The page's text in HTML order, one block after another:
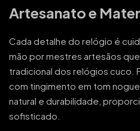
Artesanato e
Cada detalhe do relógio é
mão por mestres artesãos
tradicional dos relógios cuco.
com tingimento em tom
natural e durabilidade,
sofisticado.